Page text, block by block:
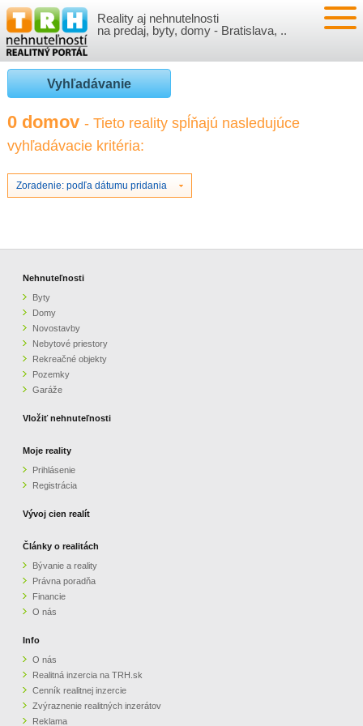
Reality aj nehnutelnosti
na predaj, byty, domy - Bratislava, ..
NEHNUTEĽNOSTI
BYTY
NOVOSTAVBY
NEBYTOVÉ PRIESTORY
GARÁŽE
VLOŽIŤ NEHNUTEĽNOSTI
PRIHLÁSENIE
REGISTRÁCIA
VÝVOJ CIEN REALÍT
ČLÁNKY O REALITÁCH
O NÁS
CENNÍK REALITNEJ INZERCIE
ZVÝRAZNENIE REALITNÝCH INZERÁTOV
PARTNERI
OBCHODNÉ PODMIENKY
KONTAKT
Vyhľadávanie
0 domov - Tieto reality spĺňajú nasledujúce
vyhľadávacie kritéria:
Zoradenie: podľa dátumu pridania
Nehnuteľnosti
Byty
Domy
Novostavby
Nebytové priestory
Rekreačné objekty
Pozemky
Garáže
Vložiť nehnuteľnosti
Moje reality
Prihlásenie
Registrácia
Vývoj cien realít
Články o realitách
Bývanie a reality
Právna poradňa
Financie
O nás
Info
O nás
Realitná inzercia na TRH.sk
Cenník realitnej inzercie
Zvýraznenie realitných inzerátov
Reklama